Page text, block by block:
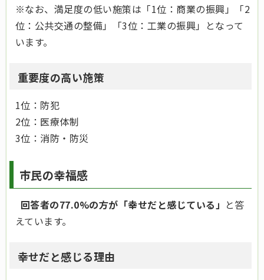
※なお、満足度の低い施策は「1位：商業の振興」「2
位：公共交通の整備」「3位：工業の振興」となって
います。
重要度の高い施策
1位：防犯
2位： 医療体制
3位：消防・防災
市民の幸福感
回答者の77.0%の方が「幸せだと感じている」 と答
えています。
幸せだと感じる理由